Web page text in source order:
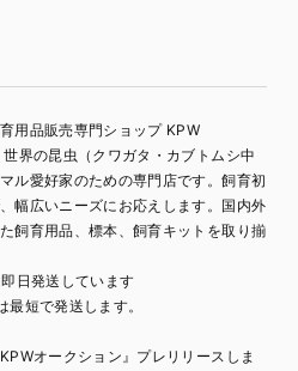
用品販売専門ショップ KPW
界の昆虫（クワガタ・カブトムシ中
ル愛好家のための専門店です。飼育初
幅広いニーズにお応えします。国内外
飼育用品、標本、飼育キットを取り揃
日発送しています
短で発送します。
オークション』プレリリースしま